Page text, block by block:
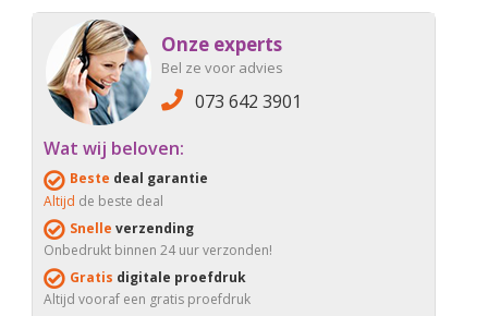
Onze experts
Bel ze voor advies
073 642 3901
Wat wij beloven:
Beste deal garantie
Altijd de beste deal
Snelle verzending
Onbedrukt binnen 24 uur verzonden!
Gratis digitale proefdruk
Altijd vooraf een gratis proefdruk